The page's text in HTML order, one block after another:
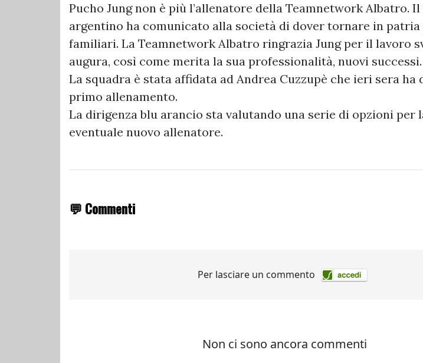
Pucho Jung non è più l’allenatore della Teamnetwork Albatro.
argentino ha comunicato alla società di dover tornare in patria
familiari. La Teamnetwork Albatro ringrazia Jung per il lavoro
augura, così come merita la sua professionalità, nuovi successi.
La squadra è stata affidata ad Andrea Cuzzupè che ieri sera
primo allenamento.
La dirigenza blu arancio sta valutando una serie di opzioni per
eventuale nuovo allenatore.
💬 Commenti